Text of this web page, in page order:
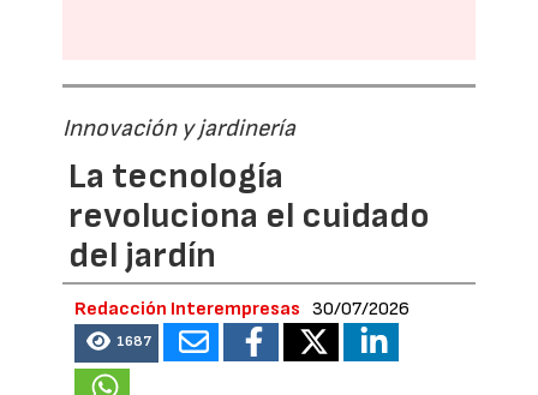
Innovación y jardinería
La tecnología
revoluciona el cuidado
del jardín
Redacción Interempresas 30/07/2026
1687